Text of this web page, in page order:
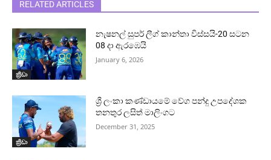
RELATED ARTICLES
ක්‍රීඩා
නැෂනල් සුපර් ලීග් කාන්තා විස්සයි-20 සටන
08 දා ඇරඹෙයි
January 6, 2026
ක්‍රීඩා
ශ්‍රී ලංකා කණ්ඩායමේ වේග පන්දු උපදේශක
තනතුර ලසිත් මාලිංගට
December 31, 2025